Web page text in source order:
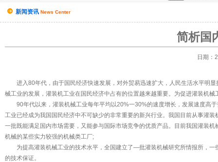
新闻资讯 News Center
简析国
日期：
进入80年代，由于国民经济快速发展，对外贸易迅速扩大，人民生活水平明显
械工业的发展，灌装机工业在国民经济中占有的位置越来越重要。为促进灌装机
90年代以来，灌装机械工业每年平均以20%一30%的速度增长，发展速度高
工业已经成为我国国民经济中不可缺少的非常重要的新兴行业。我国目前从事灌
一批既能满足国内市场需要，又能参与国际市场竞争的优质产品。目前我国灌装
机械的某些实力较强的机械类工厂;
为提高灌装机械工业的技术水平，全国建立了—批灌装机械研究所情报所，一
的技术保证。